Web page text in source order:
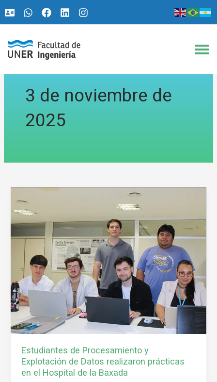
contenido
3 de noviembre de
2025
Estudiantes de Procesamiento y
Explotación de Datos realizaron prácticas
en el Hospital de la Baxada
de
Procesamiento
y
Explotación
de
Datos
realizaron
prácticas
en
el
Hospital
la
Baxada